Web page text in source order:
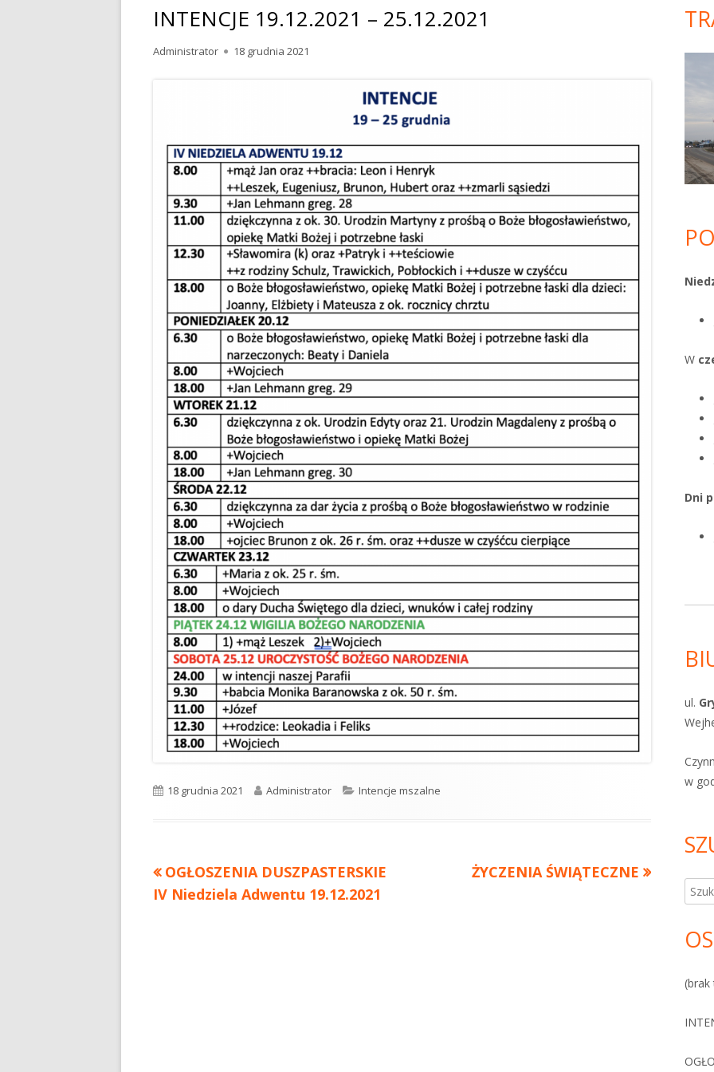
INTENCJE 19.12.2021 – 25.12.2021
Autor
Administrator Opublikowano
18 grudnia 2021
Opublikowano
18 grudnia 2021 Autor
Administrator Kategorie
Intencje mszalne
Nawigacja
Poprzedni
artykół
OGŁOSZENIA DUSZPASTERSKIE
IV Niedziela Adwentu 19.12.2021
Następny
ŻYCZENIA ŚWIĄTECZNE
W
Dni
ul.
w
(brak